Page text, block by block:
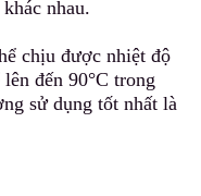
nhau.
chịu được nhiệt độ
đến 90°C trong
sử dụng tốt nhất là